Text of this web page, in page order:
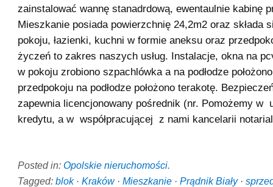
zainstalować wannę stanadrdową, ewentaulnie kabinę
Mieszkanie posiada powierzchnię 24,2m2 oraz składa
pokoju, łazienki, kuchni w formie aneksu oraz
życzeń to zakres naszych usług. Instalacje, okna na
w pokoju zrobiono szpachlówka a na podłodze
przedpokoju na podłodze położono terakotę.
zapewnia licencjonowany pośrednik (nr. Pomożemy w
kredytu, a w współpracującej z nami kancelarii
Posted in: Opolskie nieruchomości.
Tagged: blok· Kraków· Mieszkanie · Prądnik Biały·